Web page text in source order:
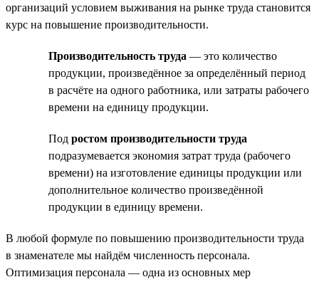
организаций условием выживания на рынке труда становится
курс на повышение производительности.
Производительность труда — это количество
продукции, произведённое за определённый период
в расчёте на одного работника, или затраты рабочего
времени на единицу продукции.
Под ростом производительности труда
подразумевается экономия затрат труда (рабочего
времени) на изготовление единицы продукции или
дополнительное количество произведённой
продукции в единицу времени.
В любой формуле по повышению производительности труда
в знаменателе мы найдём численность персонала.
Оптимизация персонала — одна из основных мер